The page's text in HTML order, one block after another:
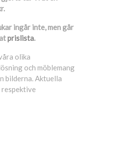
ingår inte, men går
prislista.
olika
och möblemang
bilderna. Aktuella